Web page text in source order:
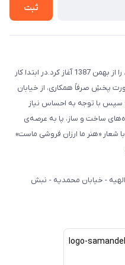
ثبت
کالای برق و لوستر هنری فعالیت رسمی خود را از بهمن 1387 آغاز کرد.در ابتدا کار
پخشِ صرفاً همکاری، از خیابان
سپس با توجه به احساس نیاز
ساخت و ساز، پا به عرصه‌ی
«هنر ما ارزان فروشی ماست»
- خیابان محمدیه - نبش